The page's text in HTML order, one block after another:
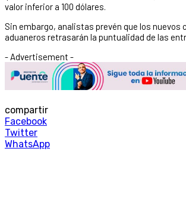
valor inferior a 100 dólares.
Sin embargo, analistas prevén que los nuevos
aduaneros retrasarán la puntualidad de las
- Advertisement -
compartir
Facebook
Twitter
WhatsApp